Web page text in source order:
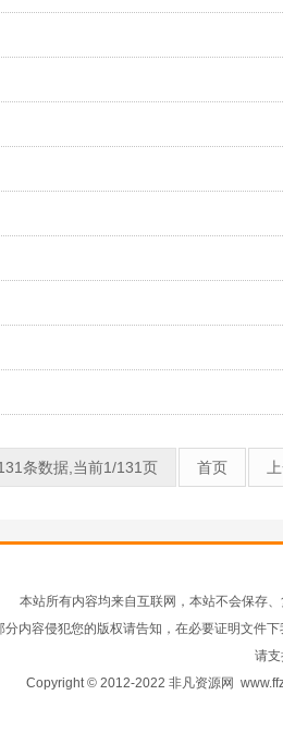
条数据,当前1/131页 首页
本站所有内容均来自互联网，本站不会保存
分内容侵犯您的版权请告知，在必要证明文件
请
Copyright © 2012-2022 非凡资源网